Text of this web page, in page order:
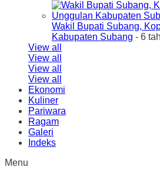
Wakil Bupati Subang,
Kabupaten Subang - 6
View all
View all
View all
View all
Ekonomi
Kuliner
Pariwara
Ragam
Galeri
Indeks
Menu